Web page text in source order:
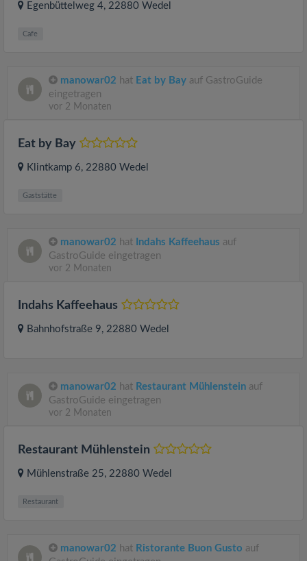
Egenbüttelweg 4, 22880 Wedel
Cafe
manowar02 hat Eat by Bay auf GastroGuide
eingetragen
vor 2 Monaten
Eat by Bay
Klintkamp 6, 22880 Wedel
Gaststätte
manowar02 hat Indahs Kaffeehaus auf
GastroGuide eingetragen
vor 2 Monaten
Indahs Kaffeehaus
Bahnhofstraße 9, 22880 Wedel
manowar02 hat Restaurant Mühlenstein auf
GastroGuide eingetragen
vor 2 Monaten
Restaurant Mühlenstein
Mühlenstraße 25, 22880 Wedel
Restaurant
manowar02 hat Ristorante Buon Gusto auf